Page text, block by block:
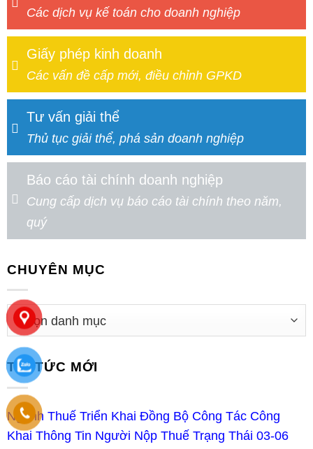
Các dịch vụ kế toán cho doanh nghiệp
Giấy phép kinh doanh
Các vấn đề cấp mới, điều chỉnh GPKD
Tư vấn giải thể
Thủ tục giải thể, phá sản doanh nghiệp
Báo cáo tài chính doanh nghiệp
Cung cấp dịch vụ báo cáo tài chính theo năm,
quý
CHUYÊN MỤC
TIN TỨC MỚI
Ngành Thuế Triển Khai Đồng Bộ Công Tác Công
Khai Thông Tin Người Nộp Thuế Trạng Thái 03-06